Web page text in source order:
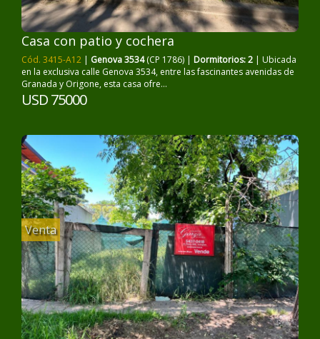
Casa con patio y cochera
Cód. 3415-A12 | Genova 3534(CP 1786) | Dormitorios: 2 | Ubicada
en la exclusiva calle Genova 3534, entre las fascinantes avenidas de
Granada y Origone, esta casa ofre...
USD 75000
Venta